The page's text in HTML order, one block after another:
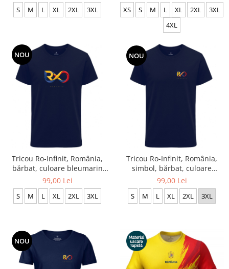
S M L XL 2XL 3XL XS S M L XL 2XL
3XL
4XL
NOU
Tricou Ro-Infinit, România,
bărbat, culoare bleumarin
CRP124
99,00 Lei
S M L XL 2XL 3XL
NOU
Tricou Ro-Infinit, România,
simbol, bărbat, culoare
bleumarin CRP126
99,00 Lei
S M L XL 2XL 3XL
NOU